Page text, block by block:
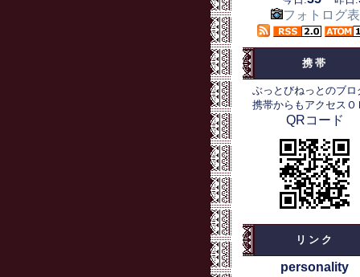
フォトログ
携帯
ぶっとびねっとのブロ
携帯からもアクセスＯ
QRコード
リンク
personality